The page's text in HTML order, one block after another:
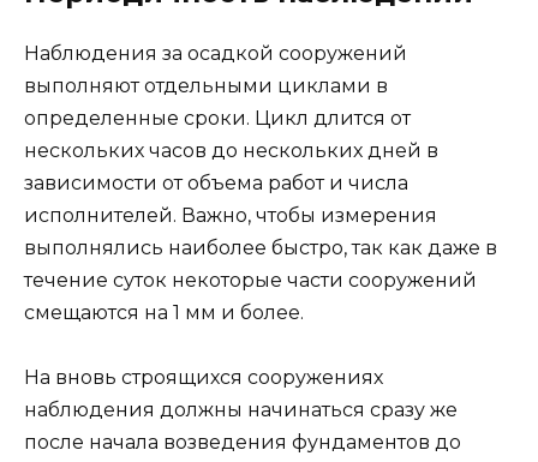
Наблюдения за осадкой сооружений
выполняют отдельными циклами в
определенные сроки. Цикл длится от
нескольких часов до нескольких дней в
зависимости от объема работ и числа
исполнителей. Важно, чтобы измерения
выполнялись наиболее быстро, так как даже в
течение суток некоторые части сооружений
смещаются на 1 мм и более.
На вновь строящихся сооружениях
наблюдения должны начинаться сразу же
после начала возведения фундаментов до